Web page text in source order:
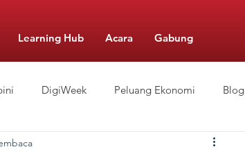
Learning Hub Acara Gabung
DigiWeek Peluang Ekonomi Blog